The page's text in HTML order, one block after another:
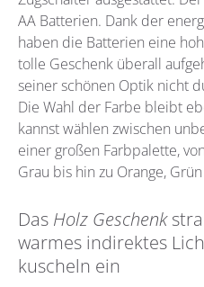
AA Batterien. Dank der
haben die Batterien eine
tolle Geschenk überall
seiner schönen Optik nicht
Die Wahl der Farbe bleibt
kannst wählen zwischen
einer großen Farbpalette,
Grau bis hin zu Orange,
Das Holz Geschenk
warmes indirektes
kuscheln ein